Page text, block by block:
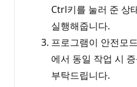
Ctrl키를 눌러 준 상
실행해줍니다.
프로그램이 안전모
에서 동일 작업 시
부탁드립니다.